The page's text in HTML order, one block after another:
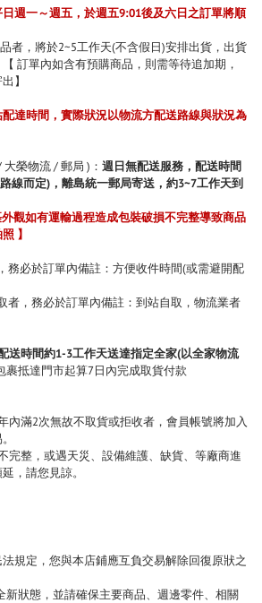
週一～週五，於週五9:01後及六日之訂單將順
，將於2~5工作天(不含假日)安排出貨，出貨
訂單內如含有預購商品，則需等待追加期，
】
達時間，實際狀況以物流方配送路線與狀況為
物流 / 郵局 )： 週日無配送服務，配送時間
線而定)，離島統一郵局寄送，約3~7工作天到
外觀如有運輸過程造成包裝破損不完整導致商品
】
於訂單內備註：方便收件時間(或需避開配
務必於訂單內備註：到站自取，物流業者
送時間約1-3工作天送達指定全家(以全家物流
裹抵達門市起算7日內完成取貨付款
2次無故不取貨或拒收者，會員帳號將加入
，或遇天災、設備維護、缺貨、等廠商進
，請您見諒。
法規定，您與本店鋪應互負交易解除回復原狀之
狀態，並請確保主要商品、週邊零件、相關